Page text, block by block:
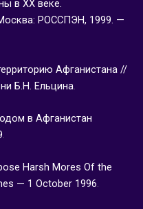
в ХХ веке.
РОССПЭН, 1999. —
Афганистана //
Б.Н. Ельцина.
в Афганистан
.
Harsh Mores Of the
— 1 October 1996.